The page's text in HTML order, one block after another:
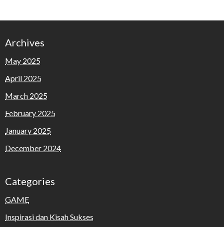
Archives
May 2025
April 2025
March 2025
February 2025
January 2025
December 2024
Categories
GAME
Inspirasi dan Kisah Sukses